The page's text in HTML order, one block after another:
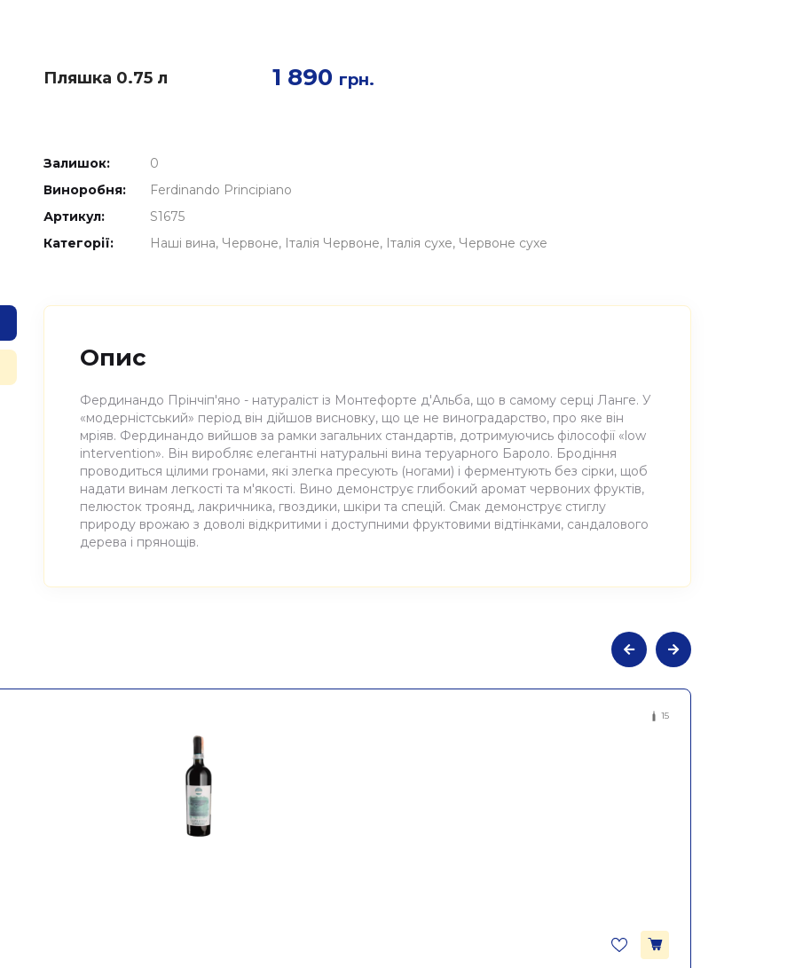
Пляшка 0.75 л 1 890 грн.
Залишок:
0
Виноробня:
Ferdinando Principiano
Артикул:
S1675
Категорії:
Наші вина Червоне Італія Червоне Італія сухе Червоне сухе
Опис
Фердинандо Прінчіп'яно - натураліст із Монтефорте д'Альба, що в самому серці Ланге. У
«модерністський» період він дійшов висновку, що це не виноградарство, про яке він
мріяв. Фердинандо вийшов за рамки загальних стандартів, дотримуючись філософії «low
intervention». Він виробляє елегантні натуральні вина теруарного Бароло. Бродіння
проводиться цілими гронами, які злегка пресують (ногами) і ферментують без сірки, щоб
надати винам легкості та м'якості. Вино демонструє глибокий аромат червоних фруктів,
пелюсток троянд, лакричника, гвоздики, шкіри та спецій. Смак демонструє стиглу
природу врожаю з доволі відкритими і доступними фруктовими відтінками, сандалового
дерева і прянощів.
Постачальник
15